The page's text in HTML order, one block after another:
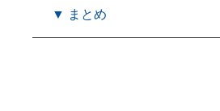
▼ まとめ